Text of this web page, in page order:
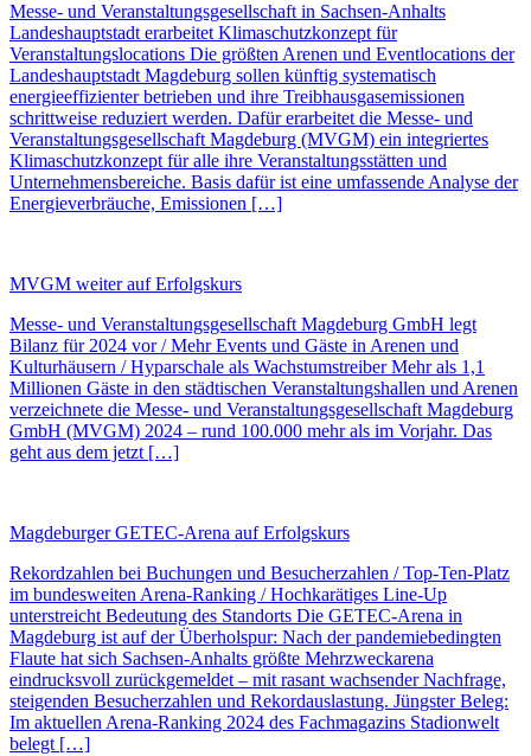
Messe- und Veranstaltungsgesellschaft in Sachsen-Anhalts
Landeshauptstadt erarbeitet Klimaschutzkonzept für
Veranstaltungslocations Die größten Arenen und Eventlocations der
Landeshauptstadt Magdeburg sollen künftig systematisch
energieeffizienter betrieben und ihre Treibhausgasemissionen
schrittweise reduziert werden. Dafür erarbeitet die Messe- und
Veranstaltungsgesellschaft Magdeburg (MVGM) ein integriertes
Klimaschutzkonzept für alle ihre Veranstaltungsstätten und
Unternehmensbereiche. Basis dafür ist eine umfassende Analyse der
Energieverbräuche, Emissionen […]
MVGM weiter auf Erfolgskurs
Messe- und Veranstaltungsgesellschaft Magdeburg GmbH legt
Bilanz für 2024 vor / Mehr Events und Gäste in Arenen und
Kulturhäusern / Hyparschale als Wachstumstreiber Mehr als 1,1
Millionen Gäste in den städtischen Veranstaltungshallen und Arenen
verzeichnete die Messe- und Veranstaltungsgesellschaft Magdeburg
GmbH (MVGM) 2024 – rund 100.000 mehr als im Vorjahr. Das
geht aus dem jetzt […]
Magdeburger GETEC-Arena auf Erfolgskurs
Rekordzahlen bei Buchungen und Besucherzahlen / Top-Ten-Platz
im bundesweiten Arena-Ranking / Hochkarätiges Line-Up
unterstreicht Bedeutung des Standorts Die GETEC-Arena in
Magdeburg ist auf der Überholspur: Nach der pandemiebedingten
Flaute hat sich Sachsen-Anhalts größte Mehrzweckarena
eindrucksvoll zurückgemeldet – mit rasant wachsender Nachfrage,
steigenden Besucherzahlen und Rekordauslastung. Jüngster Beleg:
Im aktuellen Arena-Ranking 2024 des Fachmagazins Stadionwelt
belegt […]